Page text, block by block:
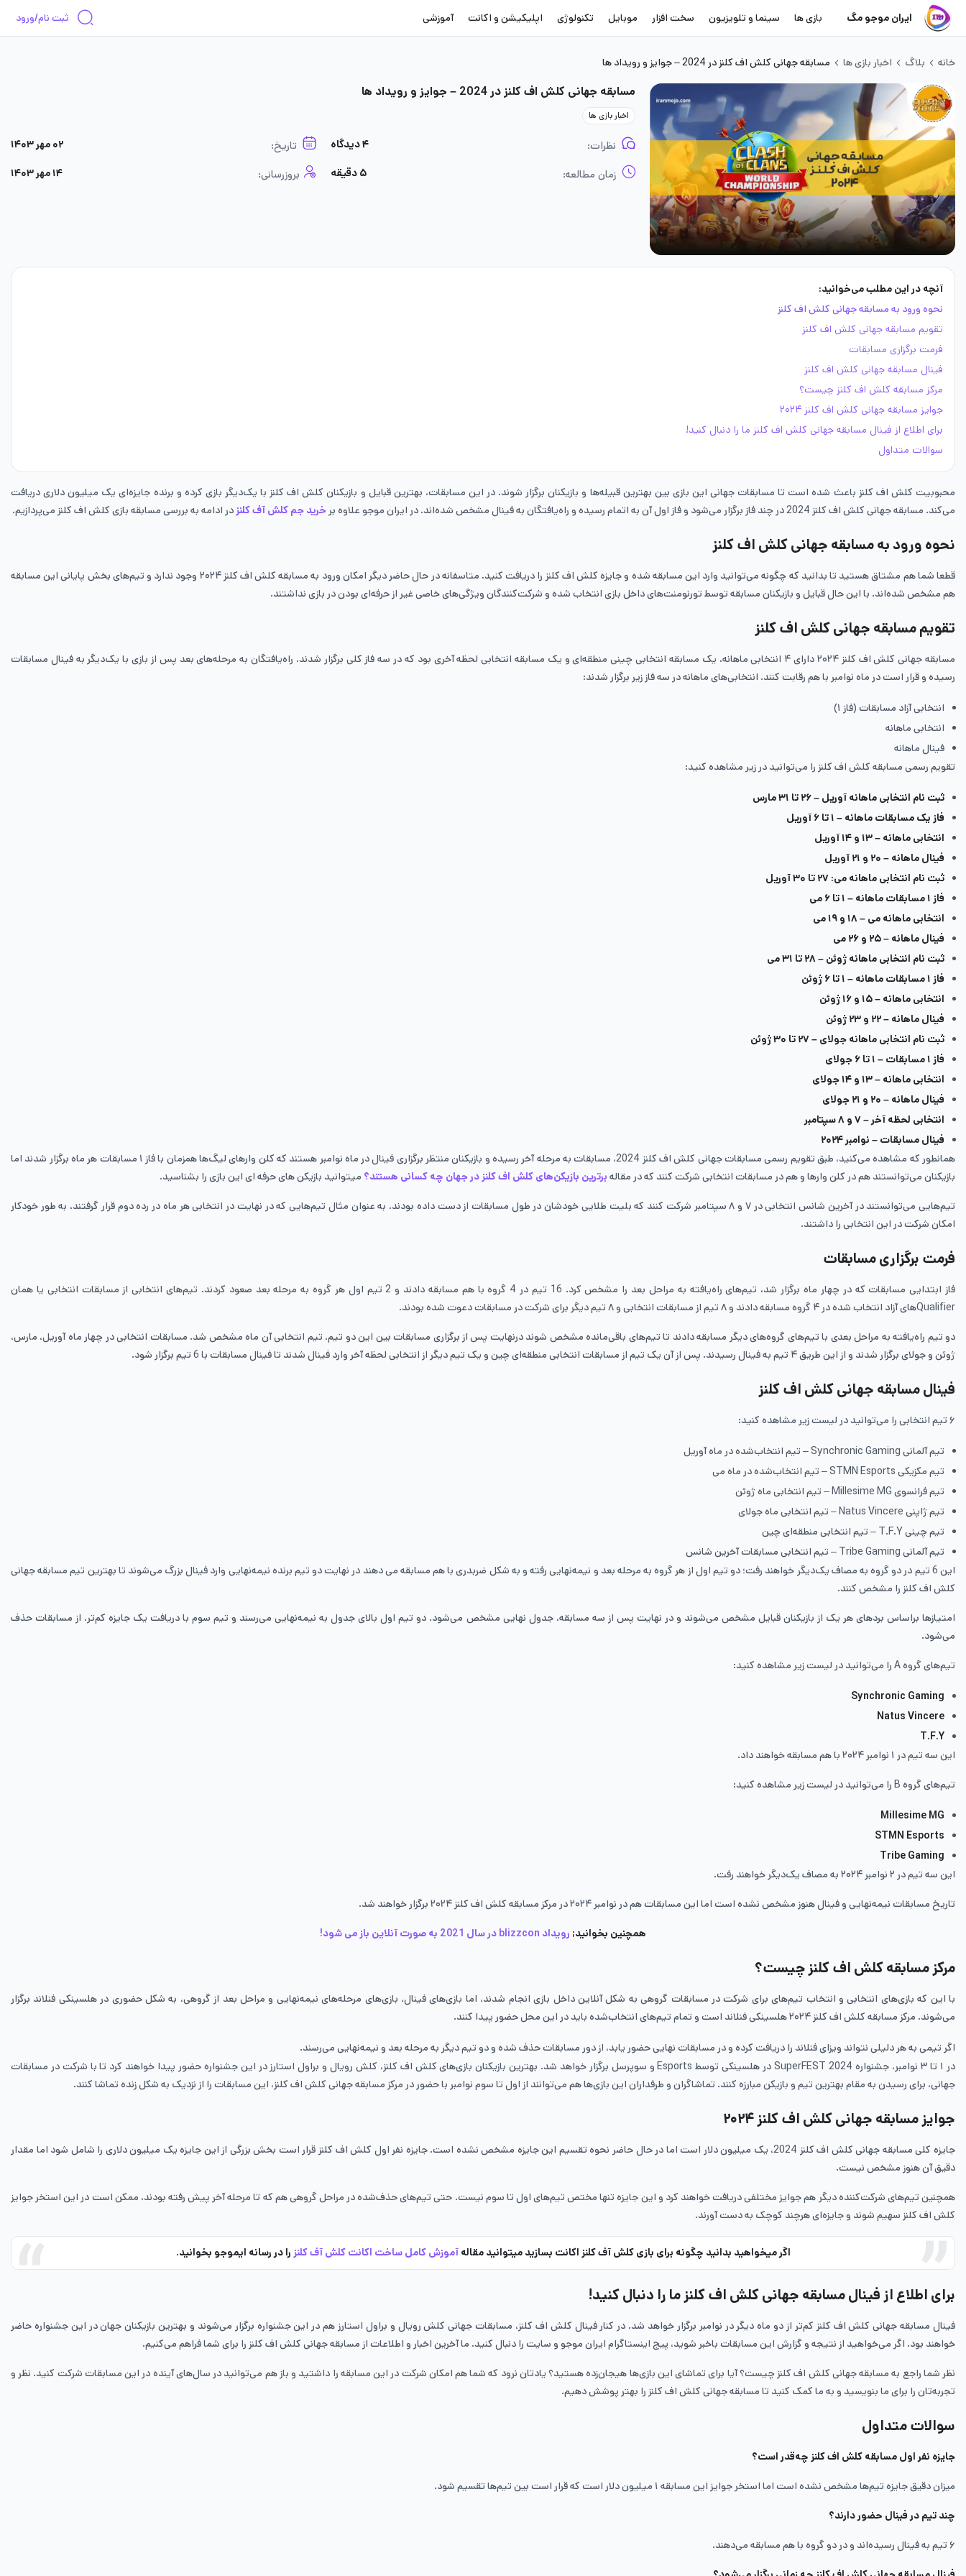
ایران موجو مگ بازی ها سینما و تلویزیون سخت افزار موبایل تکنولوژی اپلیکیشن و اکانت آموزشی ثبت نام/ورود
خانه بلاگ اخبار بازی ها مسابقه جهانی کلش اف کلنز در 2024 – جوایز و رویداد ها
مسابقه جهانی کلش اف کلنز در 2024 – جوایز و رویداد ها
اخبار بازی ها
نظرات: ۴ دیدگاه تاریخ: ۰۲ مهر ۱۴۰۳
زمان مطالعه: ۵ دقیقه بروزرسانی: ۱۴ مهر ۱۴۰۳
آنچه در این مطلب می‌خوانید:
نحوه ورود به مسابقه جهانی کلش اف کلنز
تقویم مسابقه جهانی کلش اف کلنز
فرمت برگزاری مسابقات
فینال مسابقه جهانی کلش اف کلنز
مرکز مسابقه کلش اف کلنز چیست؟
جوایز مسابقه جهانی کلش اف کلنز ۲۰۲۴
برای اطلاع از فینال مسابقه جهانی کلش اف کلنز ما را دنبال کنید!
سوالات متداول
محبوبیت کلش اف کلنز باعث شده است تا مسابقات جهانی این بازی بین بهترین قبیله‌ها و بازیکنان برگزار شوند. در این مسابقات، بهترین قبایل و بازیکنان کلش اف کلنز با یک‌دیگر بازی کرده و برنده جایزه‌ای یک میلیون دلاری دریافت
می‌کند. مسابقه جهانی کلش اف کلنز 2024 در چند فاز برگزار می‌شود و فاز اول آن به اتمام رسیده و راه‌یافتگان به فینال مشخص شده‌اند. در ایران موجو علاوه بر
خرید جم کلش آف کلنز در ادامه به بررسی مسابقه بازی کلش اف کلنز می‌پردازیم.
نحوه ورود به مسابقه جهانی کلش اف کلنز
قطعا شما هم مشتاق هستید تا بدانید که چگونه می‌توانید وارد این مسابقه شده و جایزه کلش اف کلنز را دریافت کنید. متاسفانه در حال حاضر دیگر امکان ورود به مسابقه کلش اف کلنز ۲۰۲۴ وجود ندارد و تیم‌های بخش پایانی این مسابقه
هم مشخص شده‌اند. با این حال قبایل و بازیکنان مسابقه توسط تورنومنت‌های داخل بازی انتخاب شده و شرکت‌کنندگان ویژگی‌های خاصی غیر از حرفه‌ای بودن در بازی نداشتند.
تقویم مسابقه جهانی کلش اف کلنز
مسابقه جهانی کلش اف کلنز ۲۰۲۴ دارای ۴ انتخابی ماهانه، یک مسابقه انتخابی چینی منطقه‌ای و یک مسابقه انتخابی لحظه آخری بود که در سه فاز کلی برگزار شدند. راه‌یافتگان به مرحله‌های بعد پس از بازی با یک‌دیگر به فینال مسابقات
رسیده و قرار است در ماه نوامبر با هم رقابت کنند. انتخابی‌های ماهانه در سه فاز زیر برگزار شدند:
انتخابی آزاد مسابقات (فاز ۱)
انتخابی ماهانه
فینال ماهانه
تقویم رسمی مسابقه کلش اف کلنز را می‌توانید در زیر مشاهده کنید:
ثبت نام انتخابی ماهانه آوریل – ۲۶ تا ۳۱ مارس
فاز یک مسابقات ماهانه – ۱ تا ۶ آوریل
انتخابی ماهانه – ۱۳ و ۱۴ آوریل
فینال ماهانه – ۲۰ و ۲۱ آوریل
ثبت نام انتخابی ماهانه می: ۲۷ تا ۳۰ آوریل
فاز ۱ مسابقات ماهانه – ۱ تا ۶ می
انتخابی ماهانه می – ۱۸ و ۱۹ می
فینال ماهانه – ۲۵ و ۲۶ می
ثبت نام انتخابی ماهانه ژوئن – ۲۸ تا ۳۱ می
فاز ۱ مسابقات ماهانه – ۱ تا ۶ ژوئن
انتخابی ماهانه – ۱۵ و ۱۶ ژوئن
فینال ماهانه – ۲۲ و ۲۳ ژوئن
ثبت نام انتخابی ماهانه جولای – ۲۷ تا ۳۰ ژوئن
فاز ۱ مسابقات – ۱ تا ۶ جولای
انتخابی ماهانه – ۱۳ و ۱۴ جولای
فینال ماهانه – ۲۰ و ۲۱ جولای
انتخابی لحظه آخر – ۷ و ۸ سپتامبر
فینال مسابقات – نوامبر ۲۰۲۴
همانطور که مشاهده می‌کنید، طبق تقویم رسمی مسابقات جهانی کلش اف کلنز 2024، مسابقات به مرحله آخر رسیده و بازیکنان منتظر برگزاری فینال در ماه نوامبر هستند که کلن وارهای لیگ‌ها همزمان با فاز ۱ مسابقات هر ماه برگزار شدند اما
بازیکنان می‌توانستند هم در کلن وارها و هم در مسابقات انتخابی شرکت کنند که در مقاله برترین بازیکن‌های کلش اف کلنز در جهان چه کسانی هستند؟ میتوانید بازیکن های حرفه ای این بازی را بشناسید.
تیم‌هایی می‌توانستند در آخرین شانس انتخابی در ۷ و ۸ سپتامبر شرکت کنند که بلیت طلایی خودشان در طول مسابقات از دست داده بودند. به عنوان مثال تیم‌هایی که در نهایت در انتخابی هر ماه در رده دوم قرار گرفتند، به طور خودکار
امکان شرکت در این انتخابی را داشتند.
فرمت برگزاری مسابقات
فاز ابتدایی مسابقات که در چهار ماه برگزار شد، تیم‌های راه‌یافته به مراحل بعد را مشخص کرد. 16 تیم در 4 گروه با هم مسابقه دادند و 2 تیم اول هر گروه به مرحله بعد صعود کردند. تیم‌های انتخابی از مسابقات انتخابی یا همان
Qualifierهای آزاد انتخاب شده در ۴ گروه مسابقه دادند و ۸ تیم از مسابقات انتخابی و ۸ تیم دیگر برای شرکت در مسابقات دعوت شده بودند.
دو تیم راه‌یافته به مراحل بعدی با تیم‌های گروه‌های دیگر مسابقه دادند تا تیم‌های باقی‌مانده مشخص شوند درنهایت پس از برگزاری مسابقات بین این دو تیم، تیم انتخابی آن ماه مشخص شد. مسابقات انتخابی در چهار ماه آوریل، مارس،
ژوئن و جولای برگزار شدند و از این طریق ۴ تیم به فینال رسیدند. پس از آن یک تیم از مسابقات انتخابی منطقه‌ای چین و یک تیم دیگر از انتخابی لحظه آخر وارد فینال شدند تا فینال مسابقات با 6 تیم برگزار شود.
فینال مسابقه جهانی کلش اف کلنز
۶ تیم انتخابی را می‌توانید در لیست زیر مشاهده کنید:
تیم آلمانی Synchronic Gaming – تیم انتخاب‌شده در ماه آوریل
تیم مکزیکی STMN Esports – تیم انتخاب‌شده در ماه می
تیم فرانسوی Millesime MG – تیم انتخابی ماه ژوئن
تیم ژاپنی Natus Vincere – تیم انتخابی ماه جولای
تیم چینی T.F.Y – تیم انتخابی منطقه‌ای چین
تیم آلمانی Tribe Gaming – تیم انتخابی مسابقات آخرین شانس
این 6 تیم در دو گروه به مصاف یک‌دیگر خواهند رفت؛ دو تیم اول از هر گروه به مرحله بعد و نیمه‌نهایی رفته و به شکل ضربدری با هم مسابقه می دهند در نهایت دو تیم برنده نیمه‌نهایی وارد فینال بزرگ می‌شوند تا بهترین تیم مسابقه جهانی
کلش اف کلنز را مشخص کنند.
امتیازها براساس بردهای هر یک از بازیکنان قبایل مشخص می‌شوند و در نهایت پس از سه مسابقه، جدول نهایی مشخص می‌شود. دو تیم اول بالای جدول به نیمه‌نهایی می‌رسند و تیم سوم با دریافت یک جایزه کم‌تر،‌ از مسابقات حذف
می‌شود.
تیم‌های گروه A را می‌توانید در لیست زیر مشاهده کنید:
Synchronic Gaming
Natus Vincere
T.F.Y
این سه تیم در ۱ نوامبر ۲۰۲۴ با هم مسابقه خواهند داد.
تیم‌های گروه B را می‌توانید در لیست زیر مشاهده کنید:
Millesime MG
STMN Esports
Tribe Gaming
این سه تیم در ۲ نوامبر ۲۰۲۴ به مصاف یک‌دیگر خواهند رفت.
تاریخ مسابقات نیمه‌نهایی و فینال هنوز مشخص نشده است اما این مسابقات هم در نوامبر ۲۰۲۴ در مرکز مسابقه کلش اف کلنز ۲۰۲۴ برگزار خواهند شد.
همچنین بخوانید; رویداد blizzcon در سال 2021 به صورت آنلاین باز می‌ شود!
مرکز مسابقه کلش اف کلنز چیست؟
با این که بازی‌های انتخابی و انتخاب تیم‌های برای شرکت در مسابقات گروهی به شکل آنلاین داخل بازی انجام شدند، اما بازی‌های فینال، بازی‌های مرحله‌های نیمه‌نهایی و مراحل بعد از گروهی، به شکل حضوری در هلسینکی فنلاند برگزار
می‌شوند. مرکز مسابقه کلش اف کلنز ۲۰۲۴ هلسینکی فنلاند است و تمام تیم‌های انتخاب‌شده باید در این محل حضور پیدا کنند.
اگر تیمی به هر دلیلی نتواند ویزای فنلاند را دریافت کرده و در مسابقات نهایی حضور یابد،‌ از دور مسابقات حذف شده و دو تیم دیگر به مرحله بعد و نیمه‌نهایی می‌رسند.
در ۱ تا ۳ نوامبر، جشنواره SuperFEST 2024 در هلسینکی توسط Esports و سوپرسل برگزار خواهد شد. بهترین بازیکنان بازی‌های کلش اف کلنز، کلش رویال و براول استارز در این جشنواره حضور پیدا خواهند کرد تا با شرکت در مسابقات
جهانی، برای رسیدن به مقام بهترین تیم و بازیکن مبارزه کنند. تماشاگران و طرفداران این بازی‌ها هم می‌توانند از اول تا سوم نوامبر با حضور در مرکز مسابقه جهانی کلش اف کلنز، این مسابقات را از نزدیک به شکل زنده تماشا کنند.
جوایز مسابقه جهانی کلش اف کلنز ۲۰۲۴
جایزه کلی مسابقه جهانی کلش اف کلنز 2024، یک میلیون دلار است اما در حال حاضر نحوه تقسیم این جایزه مشخص نشده است. جایزه نفر اول کلش اف کلنز قرار است بخش بزرگی از این جایزه یک میلیون دلاری را شامل شود اما مقدار
دقیق آن هنوز مشخص نیست.
همچنین تیم‌های شرکت‌کننده دیگر هم جوایز مختلفی دریافت خواهند کرد و این جایزه تنها مختص تیم‌های اول تا سوم نیست. حتی تیم‌های حذف‌شده در مراحل گروهی هم که تا مرحله آخر پیش رفته بودند، ممکن است در این استخر جوایز
کلش اف کلنز سهیم شوند و جایزه‌ای هرچند کوچک به دست آورند.
اگر میخواهید بدانید چگونه برای بازی کلش آف کلنز اکانت بسازید میتوانید مقالهآموزش کامل ساخت اکانت کلش آف کلنز را در رسانه ایموجو بخوانید.
برای اطلاع از فینال مسابقه جهانی کلش اف کلنز ما را دنبال کنید!
فینال مسابقه جهانی کلش اف کلنز کم‌تر از دو ماه دیگر در نوامبر برگزار خواهد شد. در کنار فینال کلش اف کلنز، مسابقات جهانی کلش رویال و براول استارز هم در این جشنواره برگزار می‌شوند و بهترین بازیکنان جهان در این جشنواره حاضر
خواهند بود. اگر می‌خواهید از نتیجه و گزارش این مسابقات باخبر شوید، پیج اینستاگرام ایران موجو و سایت را دنبال کنید. ما آخرین اخبار و اطلاعات از مسابقه جهانی کلش اف کلنز را برای شما فراهم می‌کنیم.
نظر شما راجع به مسابقه جهانی کلش اف کلنز چیست؟ آیا برای تماشای این بازی‌ها هیجان‌زده هستید؟ یادتان نرود که شما هم امکان شرکت در این مسابقه را داشتید و باز هم می‌توانید در سال‌های آینده در این مسابقات شرکت کنید. نظر و
تجربه‌تان را برای ما بنویسید و به ما کمک کنید تا مسابقه جهانی کلش اف کلنز را بهتر پوشش دهیم.
سوالات متداول
جایزه نفر اول مسابقه کلش اف کلنز چه‌قدر است؟
میزان دقیق جایزه تیم‌ها مشخص نشده است اما استخر جوایز این مسابقه ۱ میلیون دلار است که قرار است بین تیم‌ها تقسیم شود.
چند تیم در فینال حضور دارند؟
۶ تیم به فینال رسیده‌اند و در دو گروه با هم مسابقه می‌دهند.